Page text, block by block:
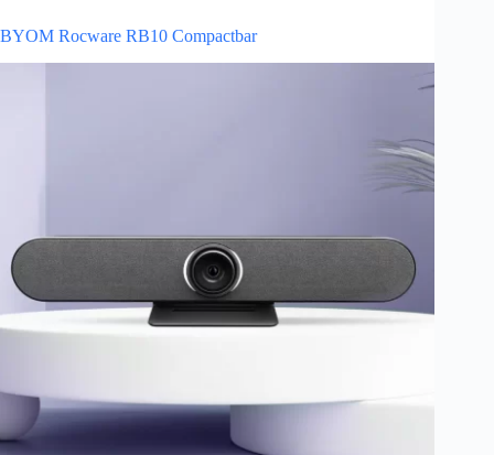
BYOM Rocware RB10 Compactbar